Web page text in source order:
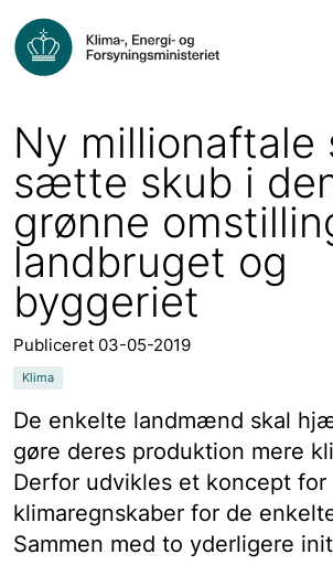
Ny millionaftale
sætte skub i
grønne
landbruget og
byggeriet
Publiceret 03-05-2019
Klima
De enkelte landmænd skal
gøre deres produktion mere
Derfor udvikles et koncept for
klimaregnskaber for de
Sammen med to yderligere